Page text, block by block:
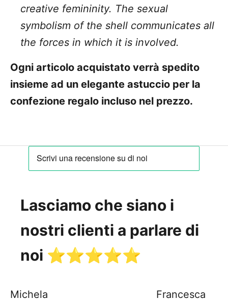
creative femininity. The sexual
symbolism of the shell communicates all
the forces in which it is involved.
Ogni articolo acquistato verrà spedito
insieme ad un elegante astuccio per la
confezione regalo incluso nel prezzo.
Lasciamo che siano i
nostri clienti a parlare di
noi ⭐️⭐️⭐️⭐️⭐️
Michela
Francesca